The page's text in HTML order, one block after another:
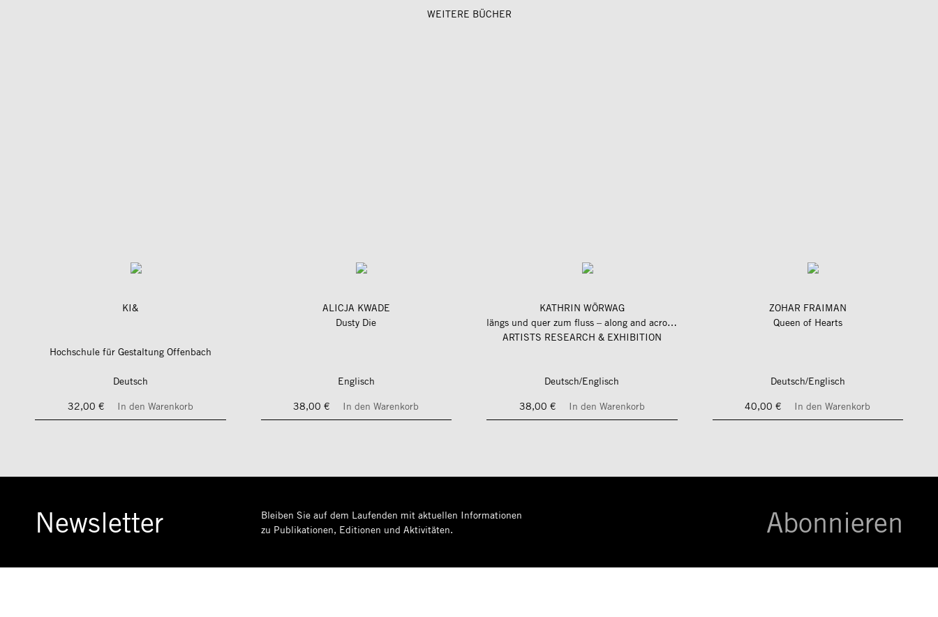
WEITERE BÜCHER
KI&
Hochschule für Gestaltung Offenbach
Deutsch
32,00 €
In den Warenkorb
ALICJA KWADE
Dusty Die
Englisch
38,00 €
In den Warenkorb
KATHRIN WÖRWAG
längs und quer zum fluss – along and across the river
ARTISTS RESEARCH & EXHIBITION
Deutsch/Englisch
38,00 €
In den Warenkorb
ZOHAR FRAIMAN
Queen of Hearts
Deutsch/Englisch
40,00 €
In den Warenkorb
Newsletter
Bleiben Sie auf dem Laufenden mit aktuellen Informationen
zu Publikationen, Editionen und Aktivitäten.
Abonnieren